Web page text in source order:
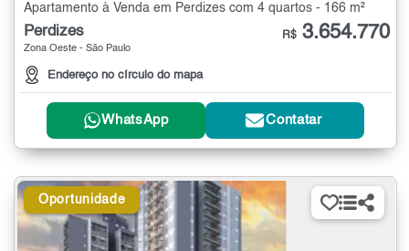
Apartamento à Venda em Perdizes com 4 quartos - 166 m²
Perdizes
Zona Oeste - São Paulo
Endereço no círculo do mapa
R$ 3.654.770
WhatsApp Contatar
Oportunidade